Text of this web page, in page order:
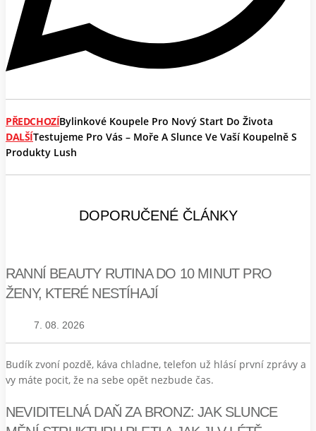
PŘEDCHOZÍBylinkové Koupele Pro Nový Start Do Života
DALŠÍTestujeme Pro Vás – Moře A Slunce Ve Vaší Koupelně S
Produkty Lush
DOPORUČENÉ ČLÁNKY
RANNÍ BEAUTY RUTINA DO 10 MINUT PRO
ŽENY, KTERÉ NESTÍHAJÍ
7. 08. 2026
Budík zvoní pozdě, káva chladne, telefon už hlásí první zprávy a
vy máte pocit, že na sebe opět nezbude čas.
NEVIDITELNÁ DAŇ ZA BRONZ: JAK SLUNCE